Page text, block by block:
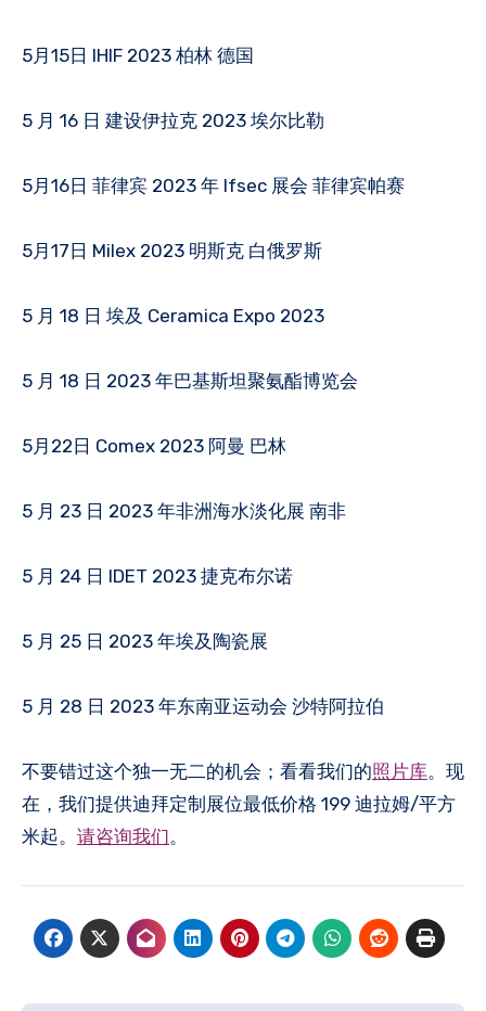
5月15日 IHIF 2023 柏林 德国
5 月 16 日 建设伊拉克 2023 埃尔比勒
5月16日 菲律宾 2023 年 Ifsec 展会 菲律宾帕赛
5月17日 Milex 2023 明斯克 白俄罗斯
5 月 18 日 埃及 Ceramica Expo 2023
5 月 18 日 2023 年巴基斯坦聚氨酯博览会
5月22日 Comex 2023 阿曼 巴林
5 月 23 日 2023 年非洲海水淡化展 南非
5 月 24 日 IDET 2023 捷克布尔诺
5 月 25 日 2023 年埃及陶瓷展
5 月 28 日 2023 年东南亚运动会 沙特阿拉伯
不要错过这个独一无二的机会；看看我们的照片库。现
在，我们提供迪拜定制展位最低价格 199 迪拉姆/平方
米起。 请咨询我们。